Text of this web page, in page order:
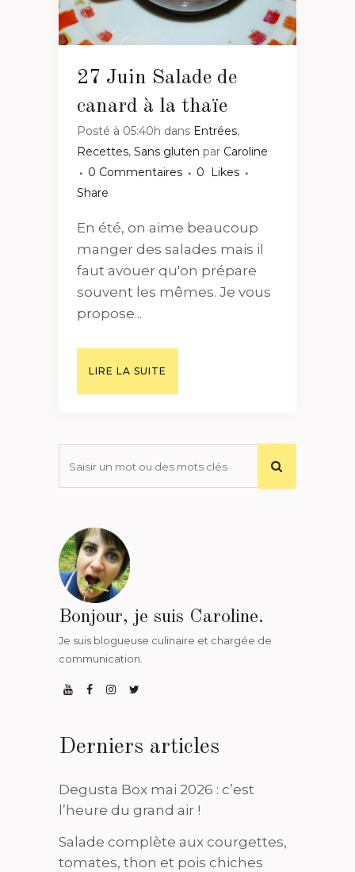
27 Juin Salade de
canard à la thaïe
Posté à 05:40h dans Entrées,
Recettes, Sans gluten par Caroline
0 Commentaires
0
Likes
Share
En été, on aime beaucoup
manger des salades mais il
faut avouer qu'on prépare
souvent les mêmes. Je vous
propose...
LIRE LA SUITE
Bonjour, je suis Caroline.
Je suis blogueuse culinaire et chargée de
communication.
Derniers articles
Degusta Box mai 2026 : c’est
l’heure du grand air !
Salade complète aux courgettes,
tomates, thon et pois chiches